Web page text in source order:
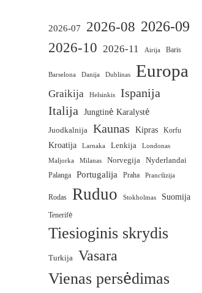
2026-07 2026-08 2026-09
2026-10 2026-11 Airija Baris
Barselona Danija Dublinas Europa
Graikija Helsinkis
Ispanija
Italija
Jungtinė Karalystė
Juodkalnija
Kaunas Kipras Korfu
Kroatija Larnaka Lenkija
Londonas
Maljorka
Milanas Norvegija
Nyderlandai
Palanga
Portugalija Praha Prancūzija
Rodas Ruduo Stokholmas Suomija
Tenerifė
Tiesioginis skrydis
Turkija Vasara
Vienas persėdimas